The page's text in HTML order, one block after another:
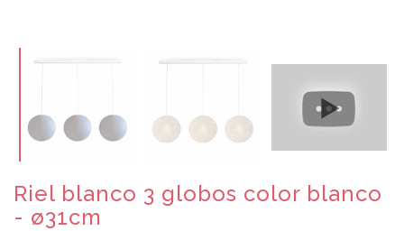
Riel blanco 3 globos color blanco
- ø31cm